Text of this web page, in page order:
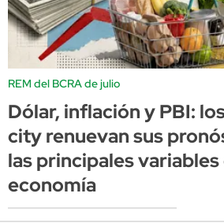
REM del BCRA de julio
Dólar, inflación y PBI:
city renuevan sus
las principales variables
economía